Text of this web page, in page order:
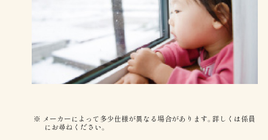
メーカーによって多少仕様が異なる場合があります。詳しくは係員
にお尋ねください。